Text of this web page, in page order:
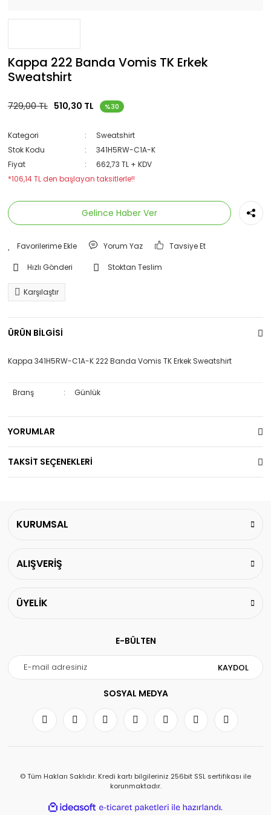
Kappa 222 Banda Vomis TK Erkek
Sweatshirt
729,00 TL 510,30 TL %30
Kategori
Sweatshirt
Stok Kodu
341H5RW-C1A-K
Fiyat
662,73 TL + KDV
*106,14 TL den başlayan taksitlerle!!
Gelince Haber Ver
Yorum Yaz Tavsiye Et
Hızlı Gönderi Stoktan Teslim
Karşılaştır
ÜRÜN BİLGİSİ
Kappa 341H5RW-C1A-K 222 Banda Vomis TK Erkek Sweatshirt
Branş : Günlük
YORUMLAR
TAKSİT SEÇENEKLERİ
KURUMSAL
ALIŞVERİŞ
ÜYELİK
E-BÜLTEN
KAYDOL
SOSYAL MEDYA
© Tüm Hakları Saklıdır. Kredi kartı bilgileriniz 256bit SSL sertifikası ile
korunmaktadır.
ideasoft
e-